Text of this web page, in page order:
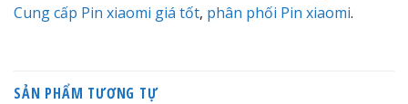
Cung cấp Pin xiaomi giá tốt, phân phối Pin xiaomi.
SẢN PHẨM TƯƠNG TỰ